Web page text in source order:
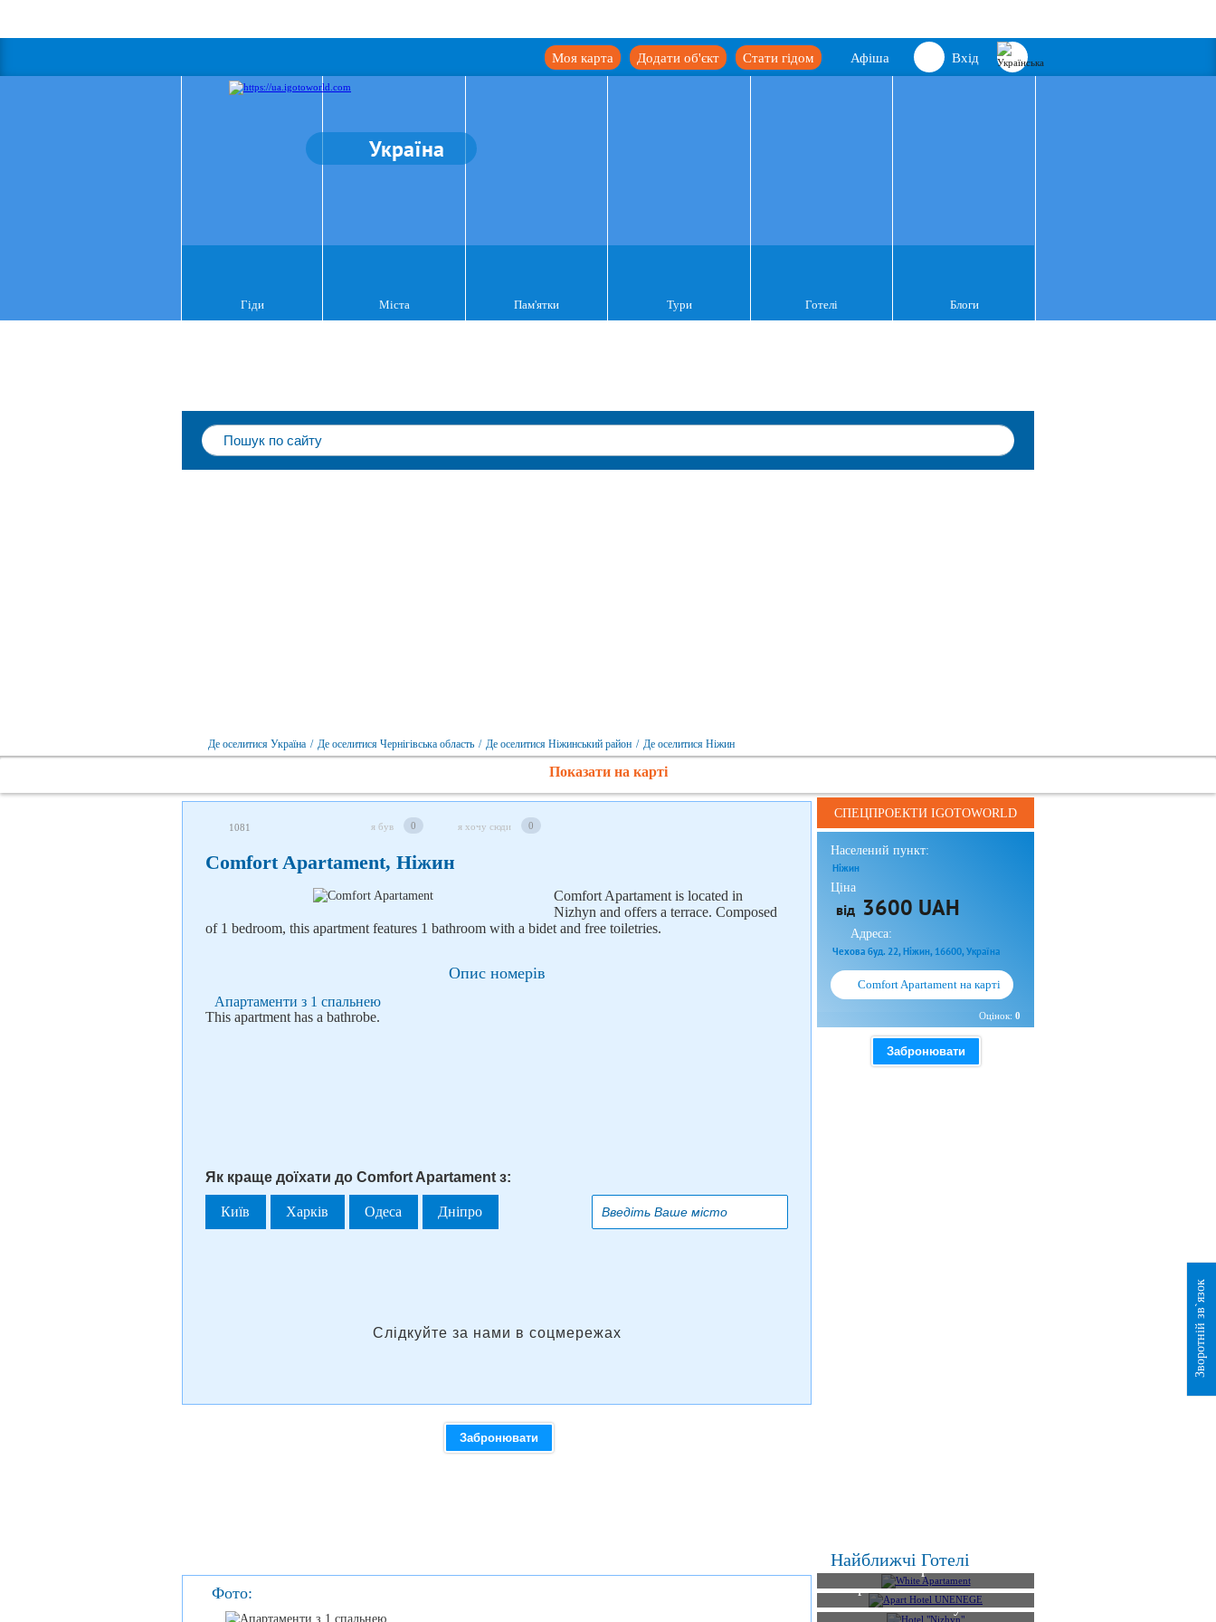
Вхід
Афіша
Стати гідом
Додати об'єкт
Моя карта
Україна
Гіди Міста Пам'ятки Тури Готелі Блоги
Де оселитися Україна / Де оселитися Чернігівська область / Де оселитися Ніжинський район / Де оселитися Ніжин
Показати на карті
1081 я був 0 я хочу сюди 0
Comfort Apartament, Ніжин
Comfort Apartament is located in
Nizhyn and offers a terrace. Composed
of 1 bedroom, this apartment features 1 bathroom with a bidet and free toiletries.
Опис номерів
Апартаменти з 1 спальнею
This apartment has a bathrobe.
Як краще доїхати до Comfort Apartament з:
Київ Харків Одеса Дніпро
Слідкуйте за нами в соцмережах
Забронювати
Фото:
СПЕЦПРОЕКТИ IGOTOWORLD
Населений пункт:
Ніжин
Ціна
від 3600 UAH
Адреса:
Чехова буд. 22, Ніжин, 16600, Україна
Comfort Apartament на карті
Оцінок: 0
Забронювати
Найближчі Готелі
White Apartament
Apart Hotel UNENEGE
Hotel "Nizhyn"
Зворотній зв`язок